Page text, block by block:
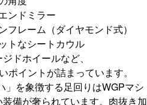
ンドミラー
フレーム（ダイヤモンド式）
トなシートカウル
ドホイールなど、
イントが詰まっています。
」を象徴する足回りはWGPマシ
備が奢られています。肉抜き加